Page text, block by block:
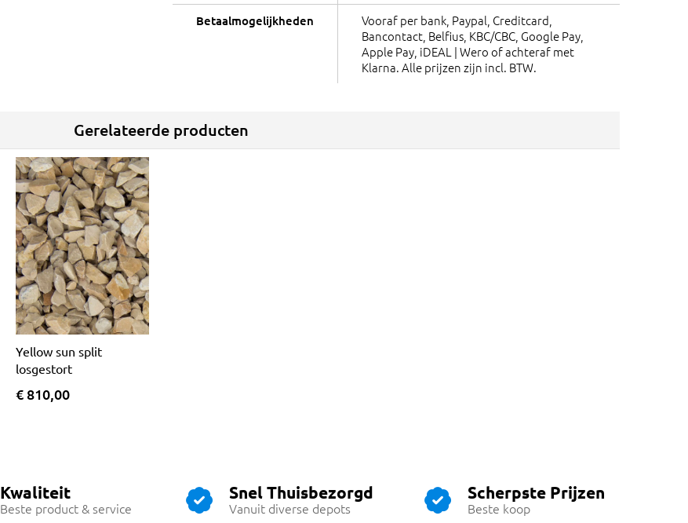
Betaalmogelijkheden
Vooraf per bank, Paypal, Creditcard,
Bancontact, Belfius, KBC/CBC, Google Pay,
Apple Pay, iDEAL | Wero of achteraf met
Klarna. Alle prijzen zijn incl. BTW.
Gerelateerde producten
Yellow sun split
losgestort
€ 810,00
Kwaliteit
Beste product & service
Snel Thuisbezorgd
Vanuit diverse depots
Scherpste Prijzen
Beste koop